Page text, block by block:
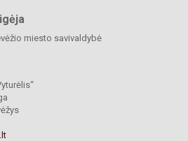
miesto savivaldybė